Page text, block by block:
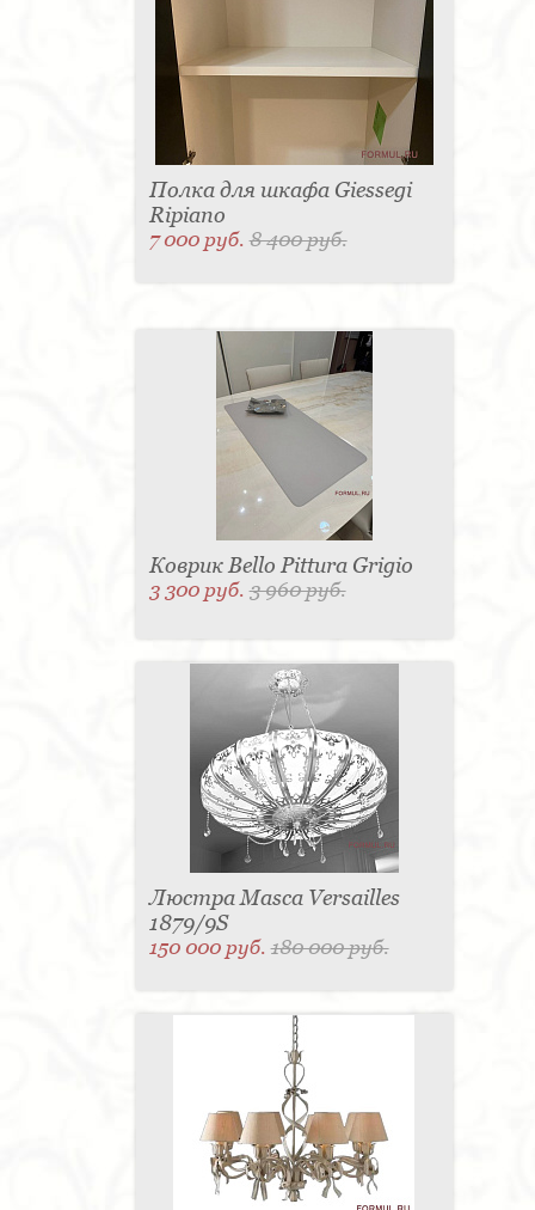
Полка для шкафа Giessegi
Ripiano
7 000 руб.8 400 руб.
Коврик Bello Pittura Grigio
3 300 руб.3 960 руб.
Люстра Masca Versailles
1879/9S
150 000 руб.180 000 руб.